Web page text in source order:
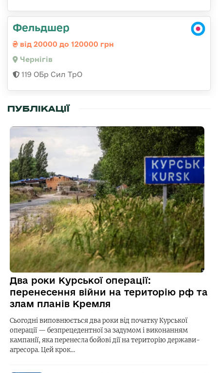
Фельдшер
від 20000 до 120000 грн
Чернігів
119 ОБр Сил ТрО
ПУБЛІКАЦІЇ
Два роки Курської операції:
перенесення війни на територію рф та
злам планів Кремля
Сьогодні виповнюється два роки від початку Курської
операції — безпрецедентної за задумом і виконанням
кампанії, яка перенесла бойові дії на територію держави-
агресора. Цей крок…